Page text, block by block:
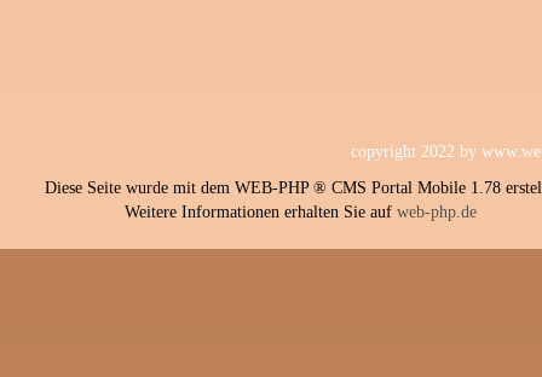
copyright 2022 by
Diese Seite wurde mit dem WEB-PHP ® CMS Portal Mobile 1.78
Weitere Informationen erhalten Sie auf web-php.de